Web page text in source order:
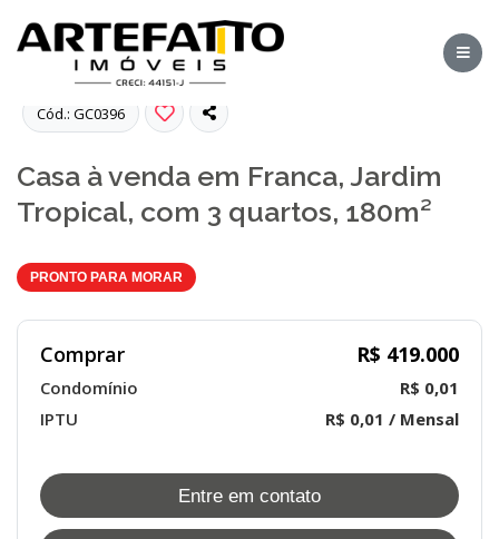
Cód.: GC0396
Casa à venda em Franca, Jardim
Tropical, com 3 quartos, 180m²
PRONTO PARA MORAR
Comprar R$ 419.000
Condomínio
R$ 0,01
IPTU
R$ 0,01 / Mensal
Entre em contato